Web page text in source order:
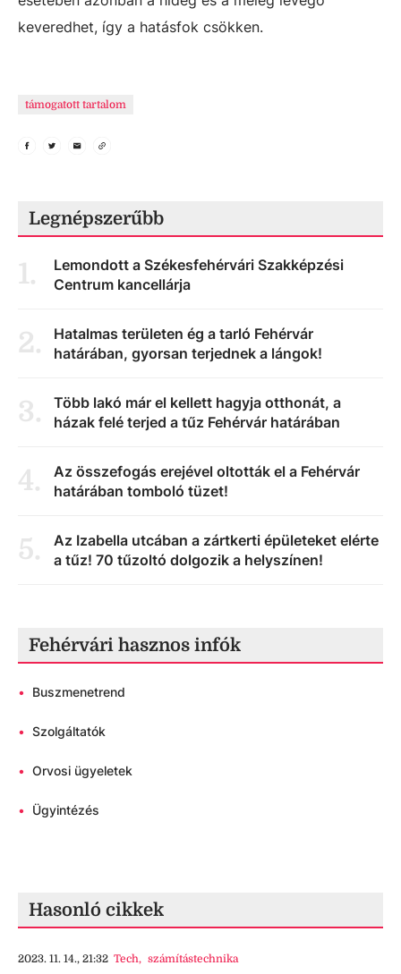
keveredhet, így a hatásfok csökken.
támogatott tartalom
Legnépszerűbb
1.
Lemondott a Székesfehérvári Szakképzési
Centrum kancellárja
2.
Hatalmas területen ég a tarló Fehérvár
határában, gyorsan terjednek a lángok!
3.
Több lakó már el kellett hagyja otthonát, a
házak felé terjed a tűz Fehérvár határában
4.
Az összefogás erejével oltották el a Fehérvár
határában tomboló tüzet!
5.
Az Izabella utcában a zártkerti épületeket elérte
a tűz! 70 tűzoltó dolgozik a helyszínen!
Fehérvári hasznos infók
• Buszmenetrend
• Szolgáltatók
• Orvosi ügyeletek
• Ügyintézés
Hasonló cikkek
2023. 11. 14., 21:32 Tech, számítástechnika